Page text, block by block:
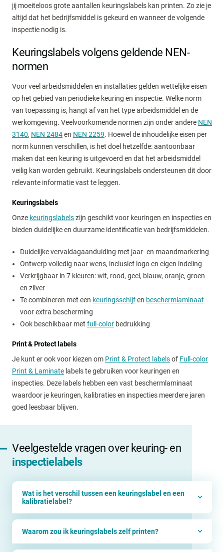
Veelgestelde vragen over keuring- en
inspectielabels
Wat is het verschil tussen een keuringslabel en een
kalibratielabel?
Waarom zou ik keuringslabels zelf printen?
jij moeiteloos grote aantallen keuringslabels kan printen. Zo zie je
altijd dat het bedrijfsmiddel is gekeurd en wanneer de volgende
inspectie nodig is.
Keuringslabels volgens geldende NEN-
normen
Voor veel arbeidsmiddelen en installaties gelden wettelijke eisen
op het gebied van periodieke keuring en inspectie. Welke norm
van toepassing is, hangt af van het type arbeidsmiddel en de
werkomgeving. Veelvoorkomende normen zijn onder andere NEN
3140, NEN 2484en NEN 2259. Hoewel de inhoudelijke eisen per
norm kunnen verschillen, is het doel hetzelfde: aantoonbaar
maken dat een keuring is uitgevoerd en dat het arbeidsmiddel
veilig kan worden gebruikt. Keuringslabels ondersteunen dit door
relevante informatie vast te leggen.
Keuringslabels
Onze keuringslabelszijn geschikt voor keuringen en inspecties en
bieden duidelijke en duurzame identificatie van bedrijfsmiddelen.
Duidelijke vervaldagaanduiding met jaar- en maandmarkering
Ontwerp volledig naar wens, inclusief logo en eigen indeling
Verkrijgbaar in 7 kleuren: wit, rood, geel, blauw, oranje, groen
en zilver
Te combineren met een keuringsschijfen beschermlaminaat
voor extra bescherming
Ook beschikbaar met full-color bedrukking
Print & Protect labels
Je kunt er ook voor kiezen om Print & Protect labelsof Full-color
Print & Laminate labels te gebruiken voor keuringen en
inspecties. Deze labels hebben een vast beschermlaminaat
waardoor je keuringen, kalibraties en inspecties meerdere jaren
goed leesbaar blijven.